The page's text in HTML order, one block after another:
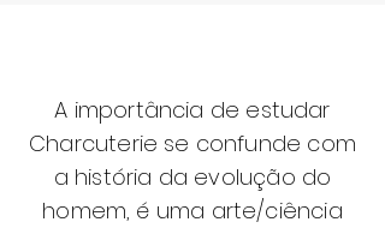
A importância de estudar
Charcuterie se confunde com
a história da evolução do
homem, é uma arte/ciência